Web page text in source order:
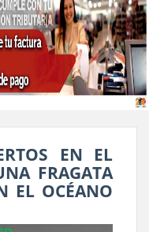
EN EL
FRAGATA
EL OCÉANO